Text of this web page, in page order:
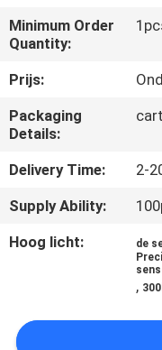
NIEUWS
GEVALLEN
VRAAG
OFFERTE
Minimum Order
Quantity:
Prijs:
Packaging
Details:
Delivery Time:
2-
Supply Ability:
Hoog licht:
de
,